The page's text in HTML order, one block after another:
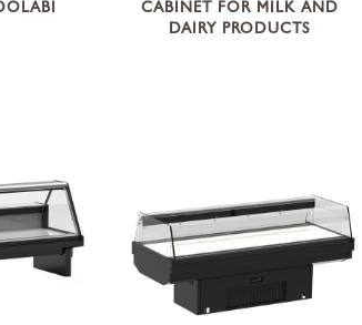
CABINET FOR MILK AND
DAIRY PRODUCTS